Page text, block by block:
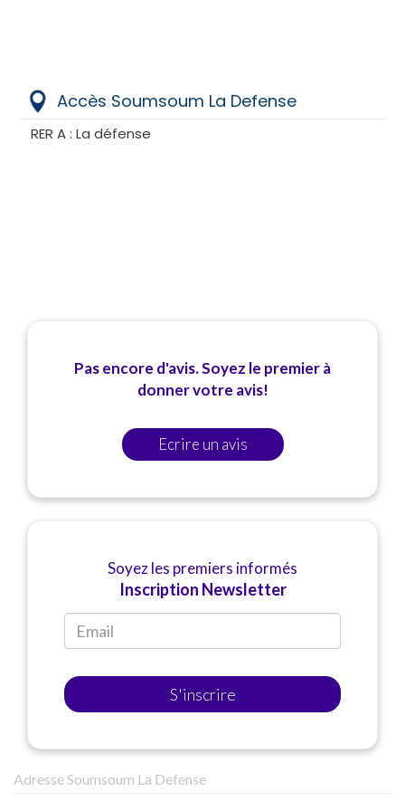
Accès Soumsoum La Defense
RER A : La défense
Pas encore d'avis. Soyez le premier à
donner votre avis!
Ecrire un avis
Soyez les premiers informés
Inscription Newsletter
S'inscrire
Adresse Soumsoum La Defense